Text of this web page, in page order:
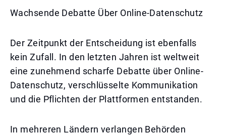
Wachsende Debatte Über Online-Datenschutz
Der Zeitpunkt der Entscheidung ist ebenfalls
kein Zufall. In den letzten Jahren ist weltweit
eine zunehmend scharfe Debatte über Online-
Datenschutz, verschlüsselte Kommunikation
und die Pflichten der Plattformen entstanden.
In mehreren Ländern verlangen Behörden